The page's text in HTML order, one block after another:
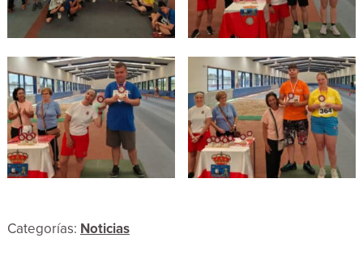
Categorías: Noticias